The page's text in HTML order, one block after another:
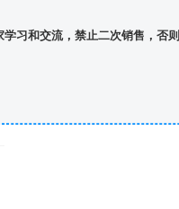
习和交流，禁止二次销售，否